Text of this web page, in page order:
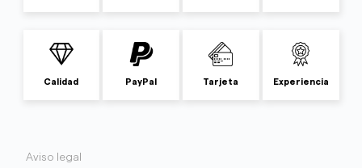
Calidad PayPal Tarjeta Experiencia
Aviso legal